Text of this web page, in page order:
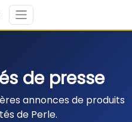
de presse
annonces de produits
de Perle.